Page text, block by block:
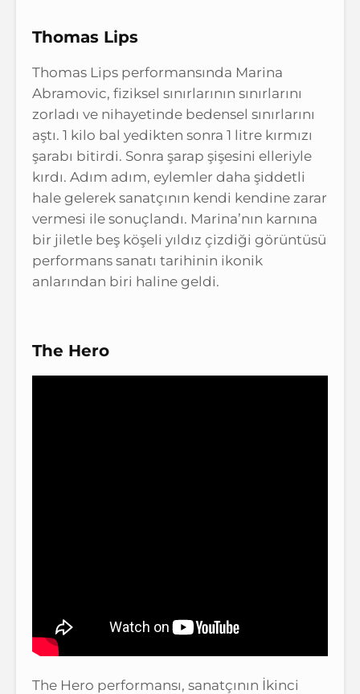
Thomas Lips
Thomas Lips performansında Marina
Abramovic, fiziksel sınırlarının sınırlarını
zorladı ve nihayetinde bedensel sınırlarını
aştı. 1 kilo bal yedikten sonra 1 litre kırmızı
şarabı bitirdi. Sonra şarap şişesini elleriyle
kırdı. Adım adım, eylemler daha şiddetli
hale gelerek sanatçının kendi kendine zarar
vermesi ile sonuçlandı. Marina’nın karnına
bir jiletle beş köşeli yıldız çizdiği görüntüsü
performans sanatı tarihinin ikonik
anlarından biri haline geldi.
The Hero
The Hero performansı, sanatçının İkinci